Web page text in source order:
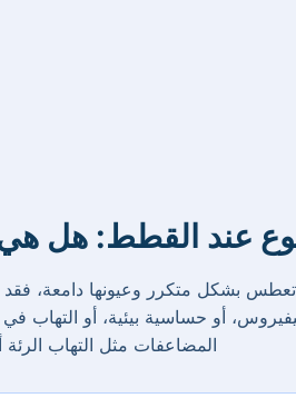
عند القطط: هل
بشكل متكرر وعيونها دامعة،
أو حساسية بيئية، أو التهاب
المضاعفات مثل التهاب الرئة